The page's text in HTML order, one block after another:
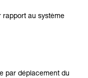
rapport au système
par déplacement du